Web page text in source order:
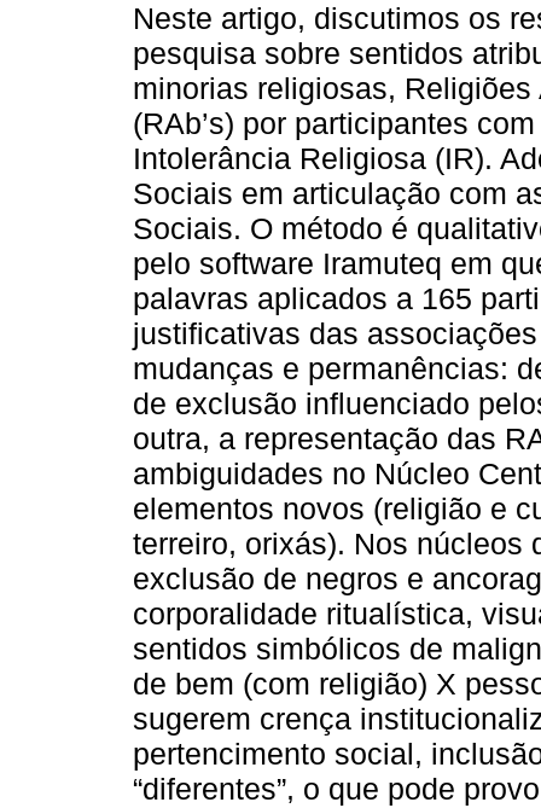
Neste artigo, discutimos os
pesquisa sobre sentidos
minorias religiosas, Religiões
(RAb’s) por participantes
Intolerância Religiosa (IR).
Sociais em articulação com
Sociais. O método é
pelo software Iramuteq em
palavras aplicados a 165
justificativas das
mudanças e permanências:
de exclusão influenciado
outra, a representação das
ambiguidades no Núcleo
elementos novos (religião e
terreiro, orixás). Nos núcleos
exclusão de negros e
corporalidade ritualística,
sentidos simbólicos de
de bem (com religião) X
sugerem crença
pertencimento social,
“diferentes”, o que pode